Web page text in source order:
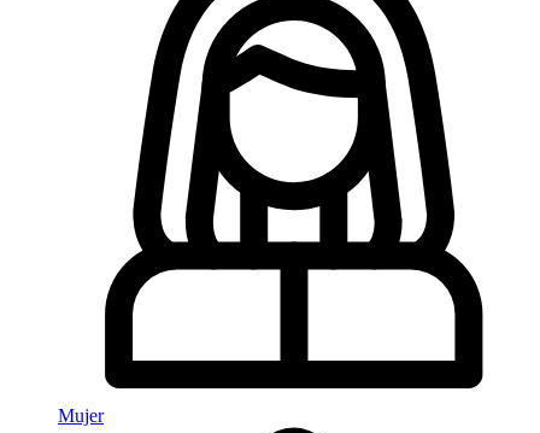
Mujer